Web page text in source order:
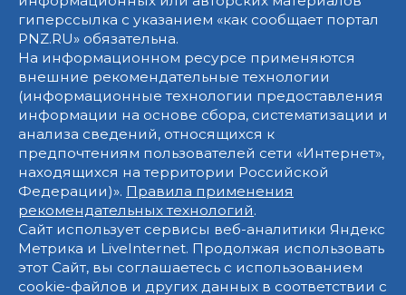
гиперссылка с указанием «как сообщает портал
PNZ.RU» обязательна.
На информационном ресурсе применяются
внешние рекомендательные технологии
(информационные технологии предоставления
информации на основе сбора, систематизации и
анализа сведений, относящихся к
предпочтениям пользователей сети «Интернет»,
находящихся на территории Российской
Федерации)». Правила применения
рекомендательных технологий.
Сайт использует сервисы веб-аналитики Яндекс
Метрика и LiveInternet. Продолжая использовать
этот Сайт, вы соглашаетесь с использованием
cookie-файлов и других данных в соответствии с